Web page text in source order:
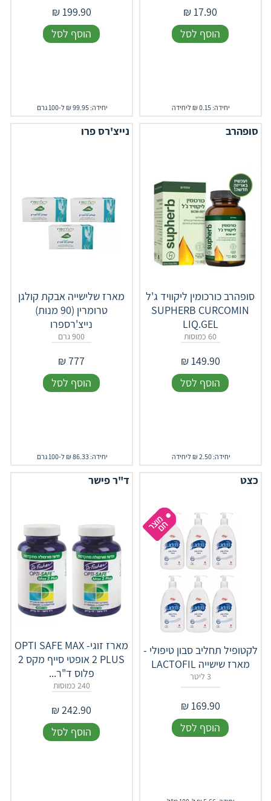
17.90
₪
הוסף לסל
יחידה: 0.15 ₪ ליחידה
199.90
₪
הוסף לסל
יחידה: 99.95 ₪ ל-100 גרם
סופהרב
סופהרב כורכומין ליקוויד ג'ל
‎SUPHERB‎ ‎CURCOMIN‎
‎LIQ‎.‎GEL
60 כמוסות
149.90
₪
הוסף לסל
יחידה: 2.50 ₪ ליחידה
נייצ'רס פרו
מארז שלישייה אבקת קולגן
טרומרין (90 מנות)
נייצ'רספרו
900 גרם
777
₪
הוסף לסל
יחידה: 86.33 ₪ ל-100 גרם
כצט
לקטופיל תחליב סבון טיפולי -
מארז שישייה LACTOFIL
3 ליטר
169.90
₪
הוסף לסל
ד"ר פישר
מארז זוגי- OPTI SAFE MAX
2 PLUS אופטי סייף מקס 2
פלוס ד"ר...
240 כמוסות
242.90
₪
הוסף לסל